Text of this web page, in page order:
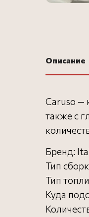
Описание
Caruso —
также с
Бренд:
Тип
Тип
Куда